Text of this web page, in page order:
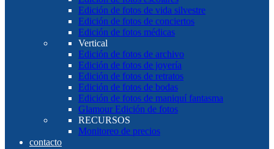
Edición de fotos de vida silvestre
Edición de fotos de conciertos
Edición de fotos médicas
Vertical
Edición de fotos de archivo
Edición de fotos de joyería
Edición de fotos de retratos
Edición de fotos de bodas
Edición de fotos de maniquí fantasma
Glamour Edición de fotos
RECURSOS
Monitoreo de precios
contacto